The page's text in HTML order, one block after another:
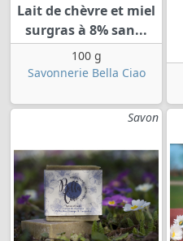
Lait de chèvre et miel
surgras à 8% san...
100 g
Savonnerie Bella Ciao
Savon